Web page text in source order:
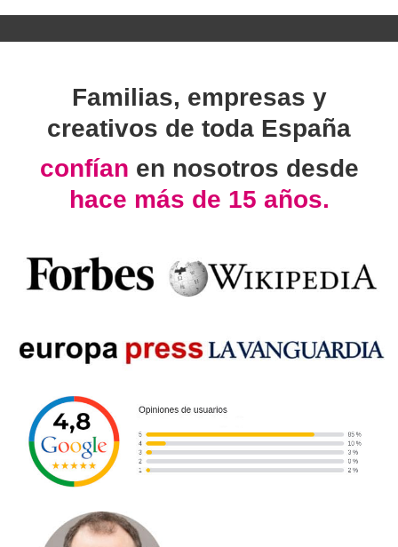
Familias, empresas y
creativos de toda España
confían en nosotros desde
hace más de 15 años.